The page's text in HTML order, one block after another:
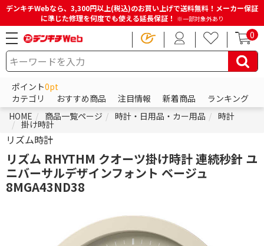
デンキチWebなら、3,300円以上(税込)のお買い上げで送料無料！メーカー保証
に準じた修理を何度でも使える延長保証！ ※一部対象外あり
0
ポイント0pt
カテゴリ
おすすめ商品 注目情報 新着商品
ランキング
HOME
商品一覧ページ 時計・日用品・カー用品 時計
掛け時計
リズム時計
リズム RHYTHM クオーツ掛け時計 連続秒針 ユ
ニバーサルデザインフォント ベージュ
8MGA43ND38